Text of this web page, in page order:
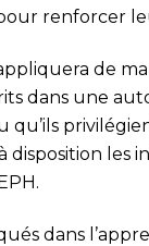
renforcer
de
dans une
qu’ils
disposition les
dans